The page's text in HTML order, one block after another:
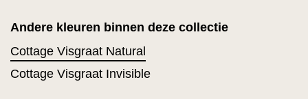
Andere kleuren binnen deze collectie
Cottage Visgraat Natural
Cottage Visgraat Invisible